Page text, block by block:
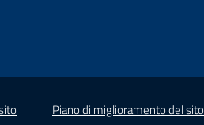
Piano di miglioramento del sito